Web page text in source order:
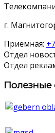
г.
Приёмная:
Отдел
Отдел
Полезные